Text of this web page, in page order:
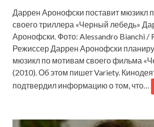
Даррен Аронофски поставит мюзикл
своего триллера «Черный лебедь»
Аронофски. Фото: Alessandro Bianchi /
Режиссер Даррен Аронофски
мюзикл по мотивам своего фильма
(2010). Об этом пишет Variety.
подтвердил информацию о том, что…